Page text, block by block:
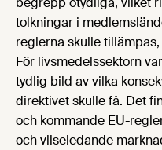
tolkningar i
reglerna skulle
För livsmedelssektorn
tydlig bild av vilka
direktivet skulle få. Det
och kommande EU-
och vilseledande